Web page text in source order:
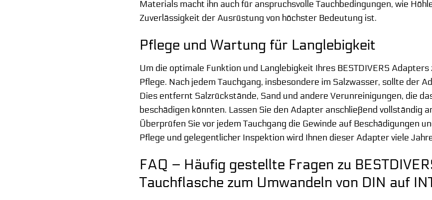
Materials macht ihn auch für anspruchsvolle Tauchbedingungen, wie
Zuverlässigkeit der Ausrüstung von höchster Bedeutung ist.
Pflege und Wartung für Langlebigkeit
Um die optimale Funktion und Langlebigkeit Ihres BESTDIVERS
Pflege. Nach jedem Tauchgang, insbesondere im Salzwasser, sollte der
Dies entfernt Salzrückstände, Sand und andere Verunreinigungen, die
beschädigen könnten. Lassen Sie den Adapter anschließend vollständig
Überprüfen Sie vor jedem Tauchgang die Gewinde auf Beschädigungen
Pflege und gelegentlicher Inspektion wird Ihnen dieser Adapter viele
FAQ – Häufig gestellte Fragen zu
Tauchflasche zum Umwandeln von DIN auf